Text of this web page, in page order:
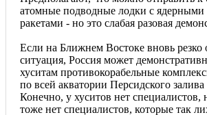
атомные подводные лодки с
ракетами - но это слабая разовая
Если на Ближнем Востоке вновь резко
ситуация, Россия может
хуситам противокорабельные
по всей акватории Персидского
Конечно, у хуситов нет специалистов,
тоже нет специалистов, которые так